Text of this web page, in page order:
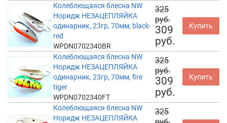
Колеблющаяся блесна NW
Норидж НЕЗАЦЕПЛЯЙКА
одинарник, 23гр, 70мм, black-
red
WPDN0702340BR
325
руб.
309
руб.
Купить
Колеблющаяся блесна NW
Норидж НЕЗАЦЕПЛЯЙКА
одинарник, 23гр, 70мм, fire
tiger
WPDN0702340FT
325
руб.
309
руб.
Купить
Колеблющаяся блесна NW
Норидж НЕЗАЦЕПЛЯЙКА
325